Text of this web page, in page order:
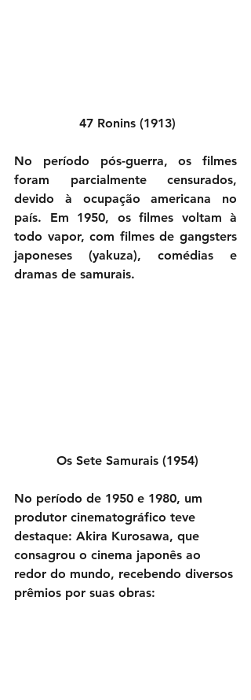
47 Ronins (1913)
No período pós-guerra, os filmes
foram parcialmente censurados,
devido à ocupação americana no
país. Em 1950, os filmes voltam à
todo vapor, com filmes de gangsters
japoneses (yakuza), comédias e
dramas de samurais.
Os Sete Samurais (1954)
No período de 1950 e 1980, um
produtor cinematográfico teve
destaque: Akira Kurosawa, que
consagrou o cinema japonês ao
redor do mundo, recebendo diversos
prêmios por suas obras: